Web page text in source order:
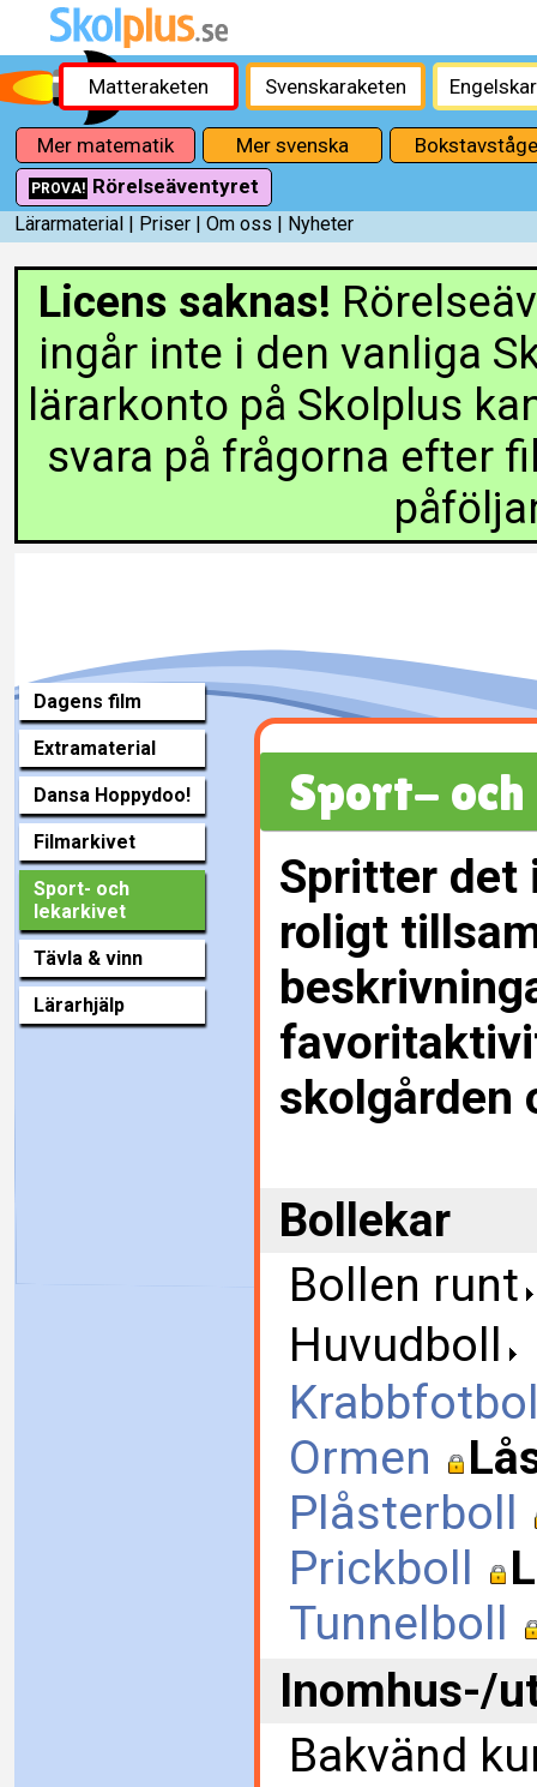
Matteraketen Svenskaraketen
Mer matematik Mer svenska
PROVA! Rörelseäventyret
Lärarmaterial | Priser | Om oss | Nyheter
Licens saknas!
ingår inte i den vanliga
lärarkonto på Skolplus
svara på frågorna efter
Dagens film
Extramaterial
Dansa Hoppydoo!
Filmarkivet
Sport- och
lekarkivet
Tävla & vinn
Lärarhjälp
Sport-
Spritter det
roligt
skolgården
Bollekar
Bollen runt
Huvudboll
Ormen
Plåsterboll
Prickboll
Tunnelboll
Inomhus-/
Bakvänd